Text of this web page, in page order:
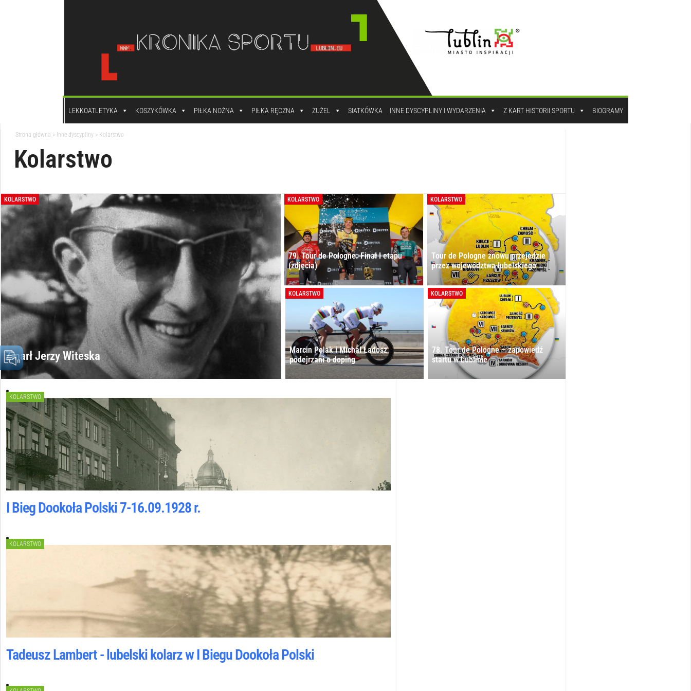
LEKKOATLETYKA KOSZYKÓWKA PIŁKA NOŻNA PIŁKA RĘCZNA ŻUŻEL SIATKÓWKA INNE DYSCYPLINY I WYDARZENIA Z KART HISTORII SPORTU BIOGRAMY
Strona główna > Inne dyscypliny > Kolarstwo
Kolarstwo
KOLARSTWO
Zmarł Jerzy Witeska
KOLARSTWO
79. Tour de Pologne. Finał I etapu
(zdjęcia)
KOLARSTWO
Tour de Pologne znowu przejedzie
przez województwa lubelskiego
KOLARSTWO
Marcin Polak i Michał Ładosz
podejrzani o doping
KOLARSTWO
78. Tour de Pologne – zapowiedź
startu w Lublinie
KOLARSTWO
I Bieg Dookoła Polski 7-16.09.1928 r.
KOLARSTWO
Tadeusz Lambert - lubelski kolarz w I Biegu Dookoła Polski